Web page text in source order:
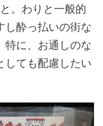
。わりと一般的
し酔っ払いの街な
特に、お通しのな
しても配慮したい